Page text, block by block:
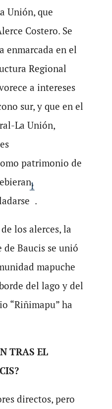
Unión, que
Costero. Se
enmarcada en el
Regional
a intereses
sur, y que en el
La Unión,
patrimonio de
1
.
los alerces, la
Baucis se unió
mapuche
del lago y del
“Riñimapu” ha
TRAS EL
directos, pero